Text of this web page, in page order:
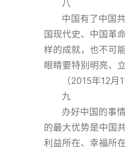
八
中国有了中国
国现代史、中国革
样的成就，也不可
眼睛要特别明亮、
（2015年12
九
办好中国的事
的最大优势是中国
利益所在、幸福所